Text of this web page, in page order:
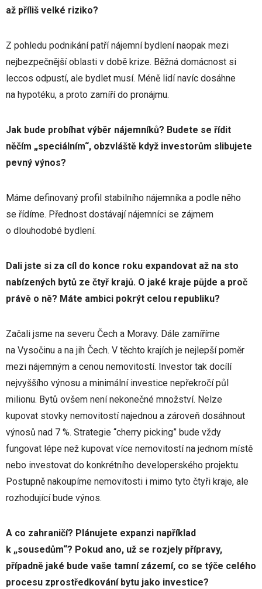
až příliš velké riziko?
Z pohledu podnikání patří nájemní bydlení naopak mezi
nejbezpečnější oblasti v době krize. Běžná domácnost si
leccos odpustí, ale bydlet musí. Méně lidí navíc dosáhne
na hypotéku, a proto zamíří do pronájmu.
Jak bude probíhat výběr nájemníků? Budete se řídit
něčím „speciálním“, obzvláště když investorům slibujete
pevný výnos?
Máme definovaný profil stabilního nájemníka a podle něho
se řídíme. Přednost dostávají nájemníci se zájmem
o dlouhodobé bydlení.
Dali jste si za cíl do konce roku expandovat až na sto
nabízených bytů ze čtyř krajů. O jaké kraje půjde a proč
právě o ně? Máte ambici pokrýt celou republiku?
Začali jsme na severu Čech a Moravy. Dále zamíříme
na Vysočinu a na jih Čech. V těchto krajích je nejlepší poměr
mezi nájemným a cenou nemovitostí. Investor tak docílí
nejvyššího výnosu a minimální investice nepřekročí půl
milionu. Bytů ovšem není nekonečné množství. Nelze
kupovat stovky nemovitostí najednou a zároveň dosáhnout
výnosů nad 7 %. Strategie “cherry picking” bude vždy
fungovat lépe než kupovat více nemovitostí na jednom místě
nebo investovat do konkrétního developerského projektu.
Postupně nakoupíme nemovitosti i mimo tyto čtyři kraje, ale
rozhodující bude výnos.
A co zahraničí? Plánujete expanzi například
k „sousedům“? Pokud ano, už se rozjely přípravy,
případně jaké bude vaše tamní zázemí, co se týče celého
procesu zprostředkování bytu jako investice?